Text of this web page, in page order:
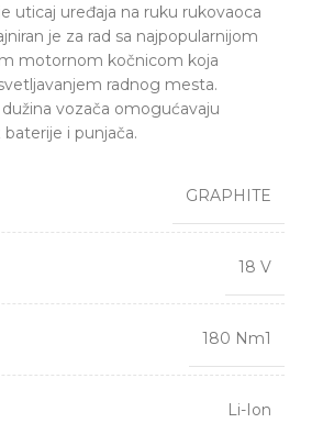
uticaj uređaja na ruku rukovaoca
je za rad sa najpopularnijom
motornom kočnicom koja
radnog mesta.
vozača omogućavaju
i punjača.
GRAPHITE
18 V
180 Nm1
Li-Ion